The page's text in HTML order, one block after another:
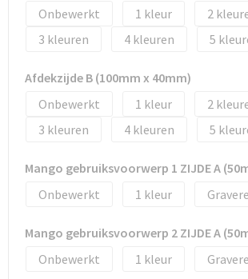
Schrijfwaren
Verzorging en Wellness
Kinderen
Peuters en Baby's
Onbewerkt
1
2
3
4 5
Afdekzijde B (100mm x 40mm)
Onbewerkt
1
2
3
4 5
Mango gebruiksvoorwerp 1 ZIJDE A
Onbewerkt
1
Mango gebruiksvoorwerp 2 ZIJDE A
Onbewerkt
1